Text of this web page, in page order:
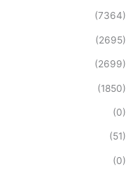
(7364)
(2695)
(2699)
(1850)
(0)
(51)
(0)